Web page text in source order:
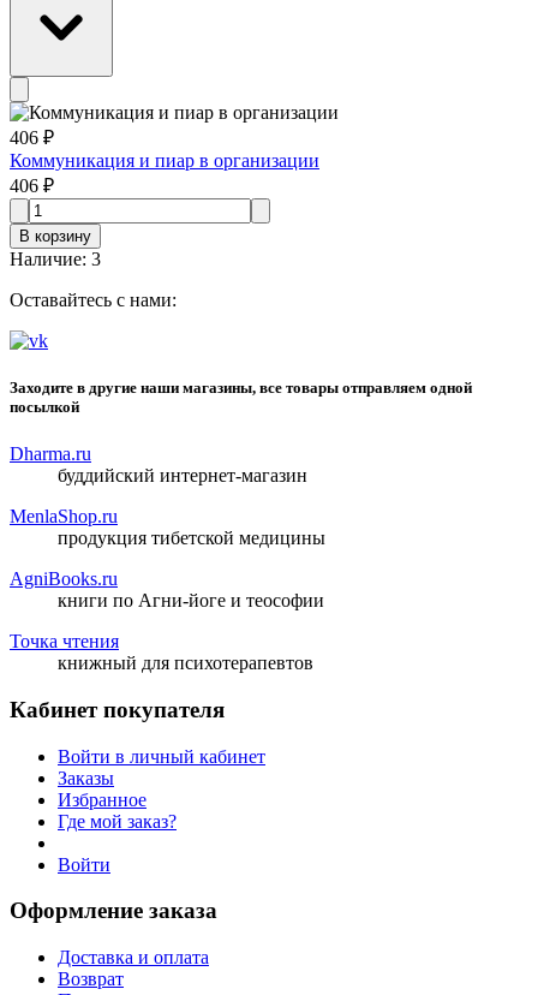
406 ₽
Коммуникация и пиар в организации
406 ₽
В корзину
Наличие: 3
Оставайтесь с нами:
Заходите в другие наши магазины, все товары отправляем одной
посылкой
Dharma.ru
буддийский интернет-магазин
MenlaShop.ru
продукция тибетской медицины
AgniBooks.ru
книги по Агни-йоге и теософии
Точка чтения
книжный для психотерапевтов
Кабинет покупателя
Войти в личный кабинет
Заказы
Избранное
Где мой заказ?
Войти
Оформление заказа
Доставка и оплата
Возврат